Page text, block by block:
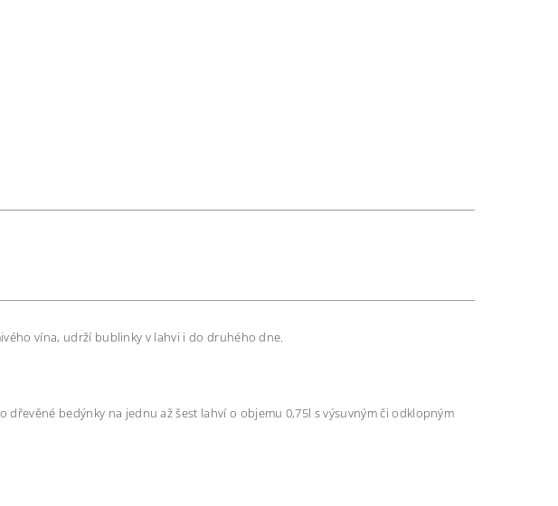
vína, udrží bublinky v lahvi i do druhého dne.
bedýnky na jednu až šest lahví o objemu 0,75l s výsuvným či odklopným